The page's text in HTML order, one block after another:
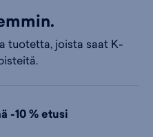
tuotetta, joista saat K-
-10 % etusi